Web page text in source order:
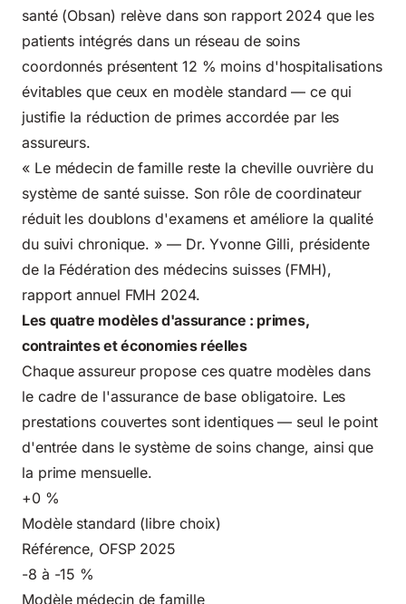
santé (Obsan) relève dans son rapport 2024 que les
patients intégrés dans un réseau de soins
coordonnés présentent 12 % moins d'hospitalisations
évitables que ceux en modèle standard — ce qui
justifie la réduction de primes accordée par les
assureurs.
« Le médecin de famille reste la cheville ouvrière du
système de santé suisse. Son rôle de coordinateur
réduit les doublons d'examens et améliore la qualité
du suivi chronique. » — Dr. Yvonne Gilli, présidente
de la Fédération des médecins suisses (FMH),
rapport annuel FMH 2024.
Les quatre modèles d'assurance : primes,
contraintes et économies réelles
Chaque assureur propose ces quatre modèles dans
le cadre de l'assurance de base obligatoire. Les
prestations couvertes sont identiques — seul le point
d'entrée dans le système de soins change, ainsi que
la prime mensuelle.
+0 %
Modèle standard (libre choix)
Référence, OFSP 2025
-8 à -15 %
Modèle médecin de famille